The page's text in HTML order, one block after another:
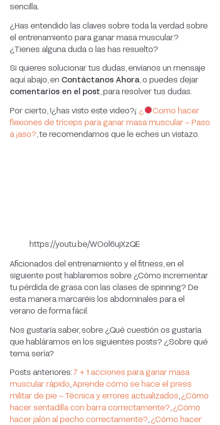
sencilla.
¿Has entendido las claves sobre toda la verdad sobre
el entrenamiento para ganar masa muscular.?
¿Tienes alguna duda o las has resuelto?
Si quieres solucionar tus dudas, envíanos un mensaje
aquí abajo, en Contáctanos Ahora , o puedes dejar
comentarios en el post , para resolver tus dudas.
Por cierto, !¿has visto este video?¡: ¿
Como hacer
flexiones de tríceps para ganar masa muscular – Paso
a ¡aso? , te recomendamos que le eches un vistazo.
https://youtu.be/WOol6ujXzQE
Aficionados del entrenamiento y el fitness, en el
siguiente post hablaremos sobre ¿Cómo incrementar
tu pérdida de grasa con las clases de spinning? De
esta manera marcaréis los abdominales para el
verano de forma fácil.
Nos gustaría saber, sobre ¿Qué cuestión os gustaría
que habláramos en los siguientes posts? ¿Sobre qué
tema sería?
Posts anteriores: 7 + 1 acciones para ganar masa
muscular rápido Aprende cómo se hace el press
militar de pie – Técnica y errores actualizados ¿Cómo
hacer sentadilla con barra correctamente? ¿Cómo
hacer jalón al pecho correctamente? ¿Cómo hacer